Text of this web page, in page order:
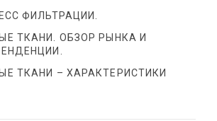
ФИЛЬТРАЦИИ.
ТКАНИ. ОБЗОР РЫНКА И
ТКАНИ – ХАРАКТЕРИСТИКИ